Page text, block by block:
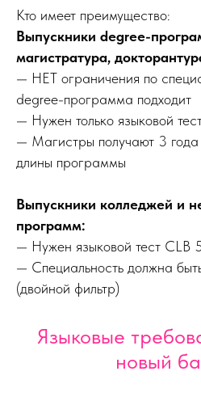
Кто имеет преимущество:
Выпускники degree-
магистратура,
— НЕТ ограничения по
degree-программа подходит
— Нужен только языковой
— Магистры получают 3
длины программы
Выпускники колледжей и
программ:
— Нужен языковой тест CLB
— Специальность должна
(двойной фильтр)
Языковые
новый